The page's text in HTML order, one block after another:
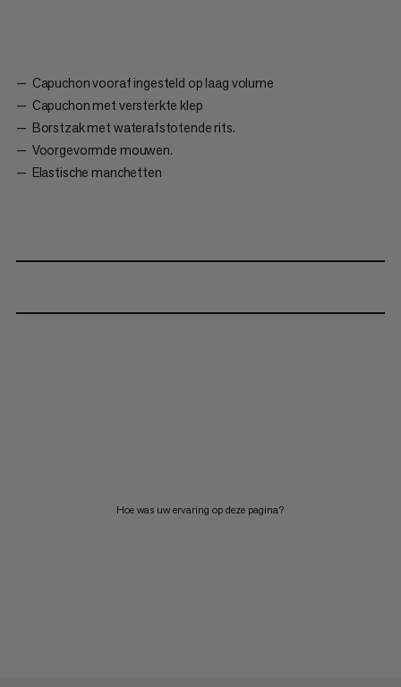
Capuchon vooraf ingesteld op laag volume
Capuchon met versterkte klep
Borstzak met waterafstotende rits.
Voorgevormde mouwen.
Elastische manchetten
Hoe was uw ervaring op deze pagina?